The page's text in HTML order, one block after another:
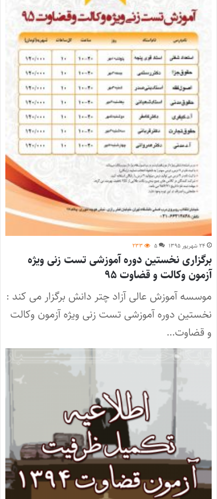
۲۴ شهریور ۱۳۹۵ ۵ ۲۳۳
برگزاری نخستین دوره آموزشی تست زنی ویژه
آزمون وکالت و قضاوت ۹۵
موسسه آموزش عالی آزاد چتر دانش برگزار می کند :
نخستین دوره آموزشی تست زنی ویژه آزمون وکالت
و قضاوت…